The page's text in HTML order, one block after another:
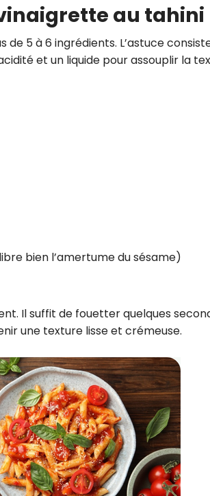
au tahini
5 à 6 ingrédients. L’astuce
et un liquide pour assouplir la
bien l’amertume du sésame)
Il suffit de fouetter quelques
une texture lisse et crémeuse.